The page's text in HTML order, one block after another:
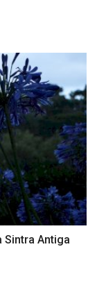
Sintra Antiga